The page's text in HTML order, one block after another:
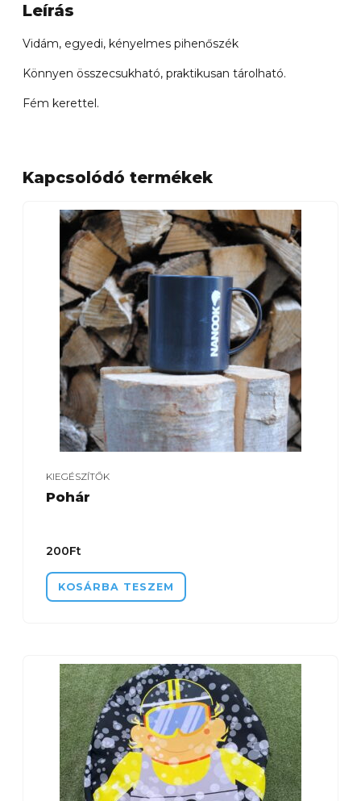
Leírás
Vidám, egyedi, kényelmes pihenőszék
Könnyen összecsukható, praktikusan tárolható.
Fém kerettel.
Kapcsolódó termékek
KIEGÉSZÍTŐK
Pohár
200Ft
KOSÁRBA TESZEM